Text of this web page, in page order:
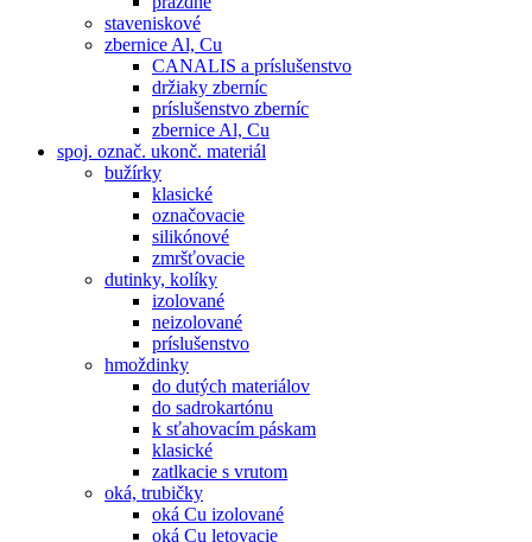
staveniskové
zbernice Al, Cu
CANALIS a príslušenstvo
držiaky zberníc
príslušenstvo zberníc
zbernice Al, Cu
spoj. označ. ukonč. materiál
bužírky
klasické
označovacie
silikónové
zmršťovacie
dutinky, kolíky
izolované
neizolované
príslušenstvo
hmoždinky
do dutých materiálov
do sadrokartónu
k sťahovacím páskam
klasické
zatlkacie s vrutom
oká, trubičky
oká Cu izolované
oká Cu letovacie